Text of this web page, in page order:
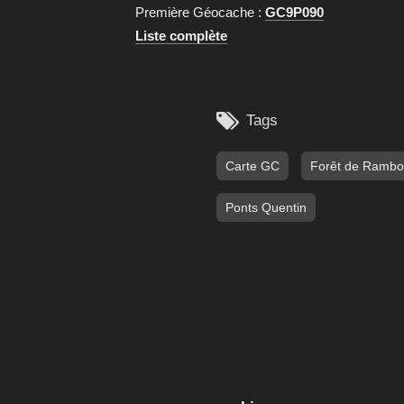
Première Géocache : GC9P090
Liste complète
 Tags
Carte GC Forêt de
Ponts Quentin